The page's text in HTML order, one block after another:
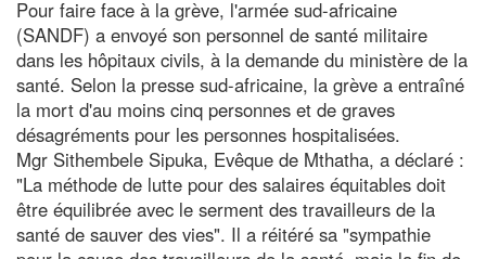
Pour faire face à la grève, l'armée sud-africaine
(SANDF) a envoyé son personnel de santé militaire
dans les hôpitaux civils, à la demande du ministère de la
santé. Selon la presse sud-africaine, la grève a entraîné
la mort d'au moins cinq personnes et de graves
désagréments pour les personnes hospitalisées.
Mgr Sithembele Sipuka, Evêque de Mthatha, a déclaré :
"La méthode de lutte pour des salaires équitables doit
être équilibrée avec le serment des travailleurs de la
santé de sauver des vies". Il a réitéré sa "sympathie